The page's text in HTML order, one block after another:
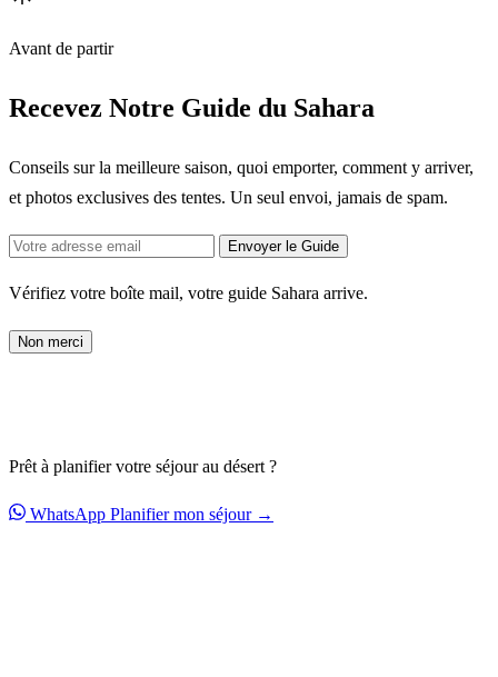
Avant de partir
Recevez Notre Guide du Sahara
Conseils sur la meilleure saison, quoi emporter, comment y arriver,
et photos exclusives des tentes. Un seul envoi, jamais de spam.
Envoyer le Guide
Vérifiez votre boîte mail, votre guide Sahara arrive.
Non merci
Prêt à planifier votre séjour au désert ?
WhatsApp Planifier mon séjour →